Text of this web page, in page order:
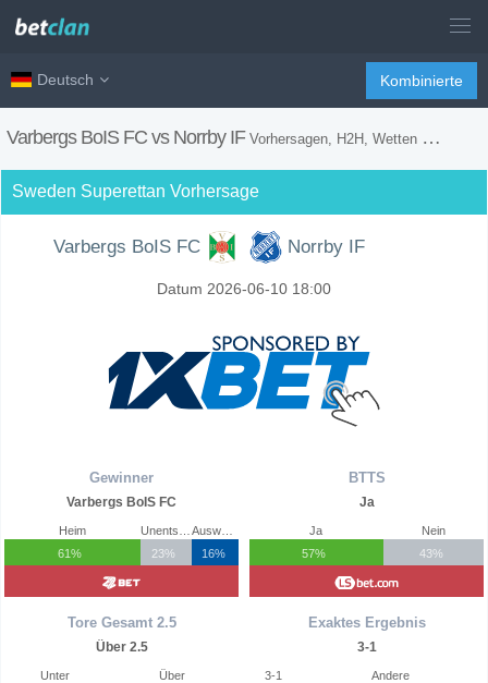
Deutsch Kombinierte
Varbergs BoIS FC vs Norrby IF Vorhersagen, H2H, Wetten Tipps und Spiel Vorschau
Sweden Superettan Vorhersage
Varbergs BoIS FC Norrby IF
Datum 2026-06-10 18:00
Gewinner
Varbergs BoIS FC
Heim
61%
23%
16%
Tore Gesamt 2.5
Über 2.5
Unter
Über
BTTS
Ja
Ja
57%
Nein
43%
Exaktes Ergebnis
3-1
3-1
Andere